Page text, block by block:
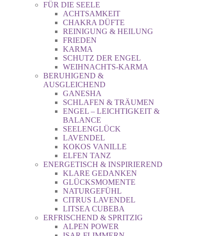
FÜR DIE SEELE
ACHTSAMKEIT
CHAKRA DÜFTE
REINIGUNG & HEILUNG
FRIEDEN
KARMA
SCHUTZ DER ENGEL
WEIHNACHTS-KARMA
BERUHIGEND &
AUSGLEICHEND
GANESHA
SCHLAFEN & TRÄUMEN
ENGEL – LEICHTIGKEIT &
BALANCE
SEELENGLÜCK
LAVENDEL
KOKOS VANILLE
ELFEN TANZ
ENERGETISCH & INSPIRIEREND
KLARE GEDANKEN
GLÜCKSMOMENTE
NATURGEFÜHL
CITRUS LAVENDEL
LITSEA CUBEBA
ERFRISCHEND & SPRITZIG
ALPEN POWER